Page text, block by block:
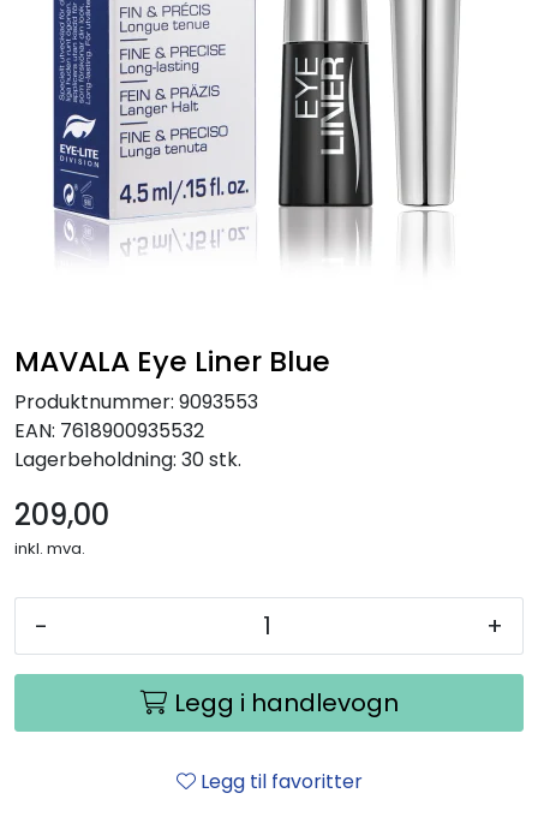
MAVALA Eye Liner Blue
Produktnummer: 9093553
EAN: 7618900935532
Lagerbeholdning: 30 stk.
209,00
inkl. mva.
- +
Legg i handlevogn
Legg til favoritter